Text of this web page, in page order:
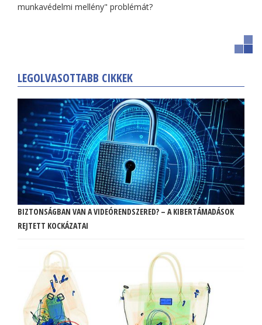
munkavédelmi mellény" problémát?
LEGOLVASOTTABB CIKKEK
BIZTONSÁGBAN VAN A VIDEÓRENDSZERED? – A KIBERTÁMADÁSOK
REJTETT KOCKÁZATAI